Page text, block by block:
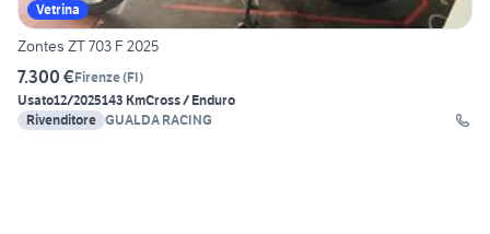
Vetrina
Zontes ZT 703 F 2025
7.300 €Firenze(FI)
Usato12/2025143 KmCross / Enduro
Rivenditore GUALDA RACING